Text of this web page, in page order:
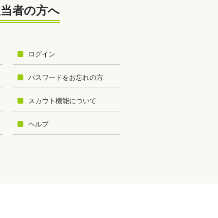
者の方へ
ログイン
パスワードをお忘れの方
スカウト機能について
ヘルプ